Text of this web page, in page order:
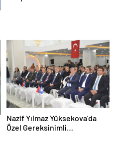
Nazif Yılmaz Yüksekova’da
Özel Gereksinimli